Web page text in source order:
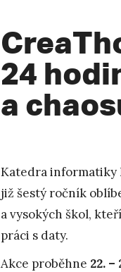
24
a
Katedra informatiky
již šestý ročník
a vysokých škol,
práci s daty.
Akce proběhne 22.